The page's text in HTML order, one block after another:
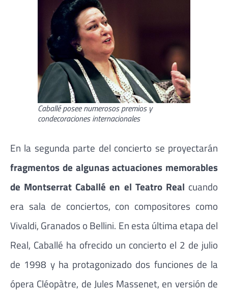
Caballé posee numerosos premios y
condecoraciones internacionales
En la segunda parte del concierto se proyectarán
fragmentos de algunas actuaciones memorables
de Montserrat Caballé en el Teatro Real cuando
era sala de conciertos, con compositores como
Vivaldi, Granados o Bellini. En esta última etapa del
Real, Caballé ha ofrecido un concierto el 2 de julio
de 1998 y ha protagonizado dos funciones de la
ópera Cléopàtre, de Jules Massenet, en versión de